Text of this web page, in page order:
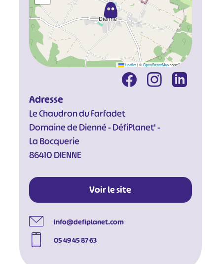
Leaflet |©OpenStreetMapcontributors
Adresse
Le Chaudron du Farfadet
Domaine de Dienné - DéfiPlanet' -
La Bocquerie
86410 DIENNE
Voir le site
info@defiplanet.com
05 49 45 87 63